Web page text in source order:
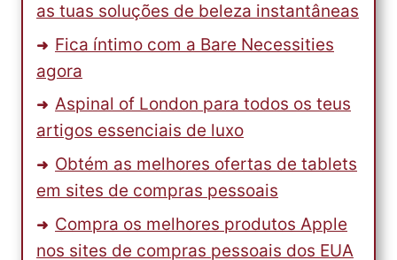
as tuas soluções de beleza instantâneas
Fica íntimo com a Bare Necessities
agora
Aspinal of London para todos os teus
artigos essenciais de luxo
Obtém as melhores ofertas de tablets
em sites de compras pessoais
Compra os melhores produtos Apple
nos sites de compras pessoais dos EUA